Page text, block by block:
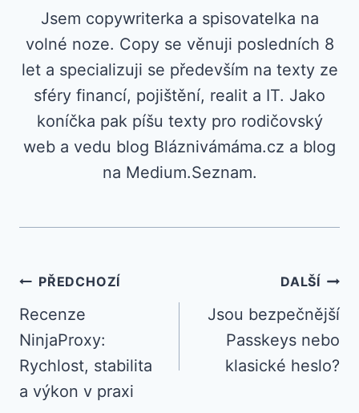
Jsem copywriterka a spisovatelka na
volné noze. Copy se věnuji posledních 8
let a specializuji se především na texty ze
sféry financí, pojištění, realit a IT. Jako
koníčka pak píšu texty pro rodičovský
web a vedu blog Bláznivámáma.cz a blog
na Medium.Seznam.
Navigace
pro
příspěvek
PŘEDCHOZÍ
Recenze
NinjaProxy:
Rychlost, stabilita
a výkon v praxi
DALŠÍ
Jsou bezpečnější
Passkeys nebo
klasické heslo?